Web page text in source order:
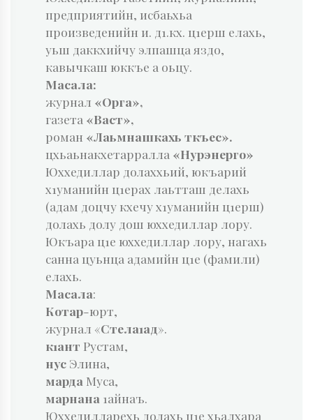
предприятийн, исбаьхьа
произведенийн и. д1.кх. ц1ерш елахь,
уьш даккхийчу элпашца яздо,
кавычкаш юккъе а оьцу.
Масала:
журнал «Орга»,
газета «Васт»,
роман «Лаьмнашкахь ткъес».
цхьаьнакхетарралла «Нурэнерго»
Юххедиллар долаххьий, юкъарий
х1уманийн ц1ерах лаьтташ делахь
(адам доцчу кхечу х1уманийн ц1ерш)
долахь долу дош юх­хедиллар лору.
Юкъара ц1е юххедиллар лору, нагахь
санна цуьнца адамийн ц1е (фамили)
елахь.
Масала:
Котар-юрт,
журнал «Стела1ад».
к1ант Рустам,
нус Элина,
марда Муса,
марнана 1айнаъ.
Юххедилларехь долахь ц1е хьалхаpa